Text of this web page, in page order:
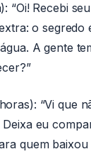
“Oi! Recebi
o segredo
A gente
“Vi que
eu
quem baixou